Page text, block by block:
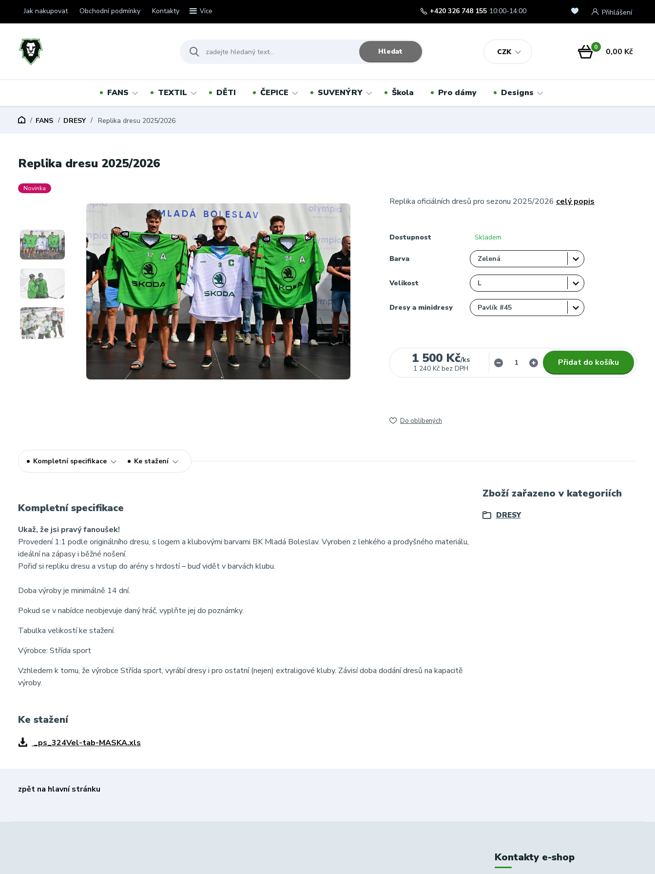
Jak nakupovat Obchodní podmínky Kontakty Více
CZK
Přihlášení
Hledat
+420 326 748 155 10:00-14:00
0 0,00 Kč
FANS TEXTIL DĚTI ČEPICE SUVENÝRY Škola Pro dámy Designs
FANS DRESY Replika dresu 2025/2026
Replika dresu 2025/2026
Novinka
Replika oficiálních dresů pro sezonu 2025/2026 celý popis
Dostupnost Skladem
Barva
Velikost
Dresy a minidresy
1 500 Kč/ks
1 240 Kč bez DPH
Přidat do košíku
Do oblíbených
Kompletní specifikace Ke stažení
Kompletní specifikace
Ukaž, že jsi pravý fanoušek!
Provedení 1:1 podle originálního dresu, s logem a klubovými barvami BK Mladá Boleslav. Vyroben z lehkého a prodyšného materiálu,
ideální na zápasy i běžné nošení.
Pořiď si repliku dresu a vstup do arény s hrdostí – buď vidět v barvách klubu.
Doba výroby je minimálně 14 dní.
Pokud se v nabídce neobjevuje daný hráč, vyplňte jej do poznámky.
Tabulka velikostí ke stažení.
Výrobce: Střída sport
Vzhledem k tomu, že výrobce Střída sport, vyrábí dresy i pro ostatní (nejen) extraligové kluby. Závisí doba dodání dresů na kapacitě
výroby.
Zboží zařazeno v kategoriích
DRESY
Ke stažení
_ps_324Vel-tab-MASKA.xls
zpět na hlavní stránku
Kontakty e-shop